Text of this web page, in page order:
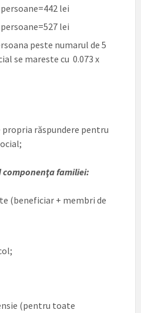
lei
lei
peste numarul de 5
se mareste cu 0.073 x
propria răspundere pentru
familiei:
(beneficiar + membri de
(pentru toate